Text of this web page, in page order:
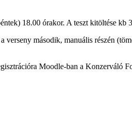
18.00 órakor. A teszt kitöltése kb
verseny második, manuális részén
Moodle-ban a Konzerváló